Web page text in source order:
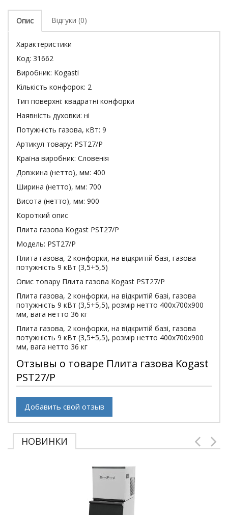
Опис Відгуки (0)
Характеристики
Код: 31662
Виробник: Kogasti
Кількість конфорок: 2
Тип поверхні: квадратні конфорки
Наявність духовки: ні
Потужність газова, кВт: 9
Артикул товару: PST27/P
Країна виробник: Словенія
Довжина (нетто), мм: 400
Ширина (нетто), мм: 700
Висота (нетто), мм: 900
Короткий опис
Плита газова Kogast PST27/P
Модель: PST27/P
Плита газова, 2 конфорки, на відкритій базі, газова
потужність 9 кВт (3,5+5,5)
Опис товару Плита газова Kogast PST27/P
Плита газова, 2 конфорки, на відкритій базі, газова
потужність 9 кВт (3,5+5,5), розмір нетто 400x700x900
мм, вага нетто 36 кг
Плита газова, 2 конфорки, на відкритій базі, газова
потужність 9 кВт (3,5+5,5), розмір нетто 400x700x900
мм, вага нетто 36 кг
Отзывы о товаре Плита газова Kogast
PST27/P
Добавить свой отзыв
НОВИНКИ